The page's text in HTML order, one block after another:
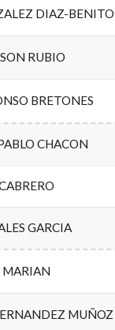
DIAZ-BENITO
RUBIO
BRETONES
CHACON
GARCIA
MARIAN
MUÑOZ